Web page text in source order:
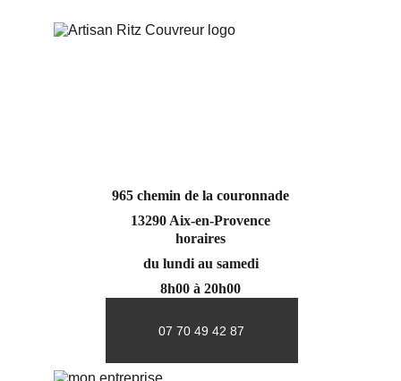
07 70 49 42 87
965 chemin de la couronnade
13290 Aix-en-Provence
horaires
du lundi au samedi
8h00 à 20h00